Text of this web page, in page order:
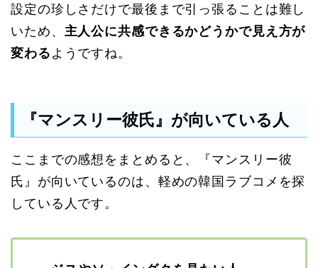
設定の珍しさだけで最後まで引っ張ることは難し
いため、 主人公に共感できるかどうかで見え方が
変わる ようですね。
『マンスリー彼氏』が向いている人
ここまでの感想をまとめると、『マンスリー彼
氏』が向いているのは、軽めの韓国ラブコメを探
している人です。